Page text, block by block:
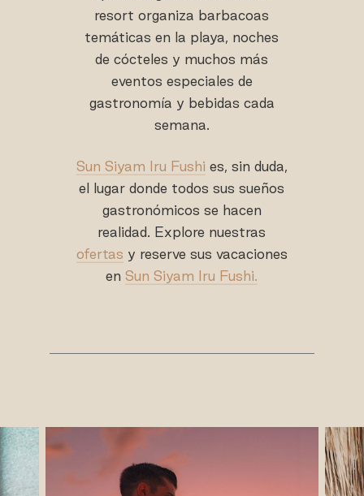
resort organiza barbacoas
temáticas en la playa, noches
de cócteles y muchos más
eventos especiales de
gastronomía y bebidas cada
semana.
Sun Siyam Iru Fushi es, sin duda,
el lugar donde todos sus sueños
gastronómicos se hacen
realidad. Explore nuestras
ofertas y reserve sus vacaciones
enSun Siyam Iru Fushi.